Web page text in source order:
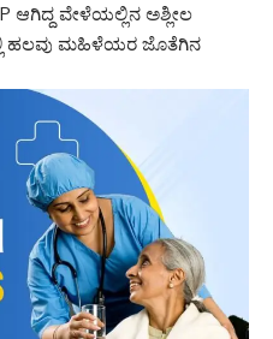
ಆಗಿದ್ದ ವೇಳೆಯಲ್ಲಿನ ಅಶ್ಲೀಲ
ಹಲವು ಮಹಿಳೆಯರ ಜೊತೆಗಿನ